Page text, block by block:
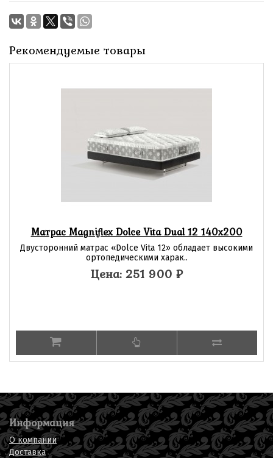
Рекомендуемые товары
Матрас Magniflex Dolce Vita Dual 12 140х200
Двусторонний матрас «Dolce Vita 12» обладает высокими
ортопедическими харак..
Цена: 251 900 ₽
Информация
О компании
Доставка